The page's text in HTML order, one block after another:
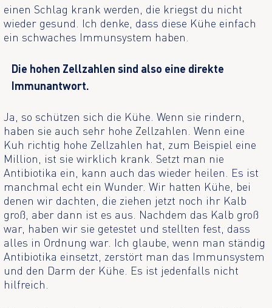
einen Schlag krank werden, die kriegst du nicht
wieder gesund. Ich denke, dass diese Kühe einfach
ein schwaches Immunsystem haben.
Die hohen Zellzahlen sind also eine direkte
Immunantwort.
Ja, so schützen sich die Kühe. Wenn sie rindern,
haben sie auch sehr hohe Zellzahlen. Wenn eine
Kuh richtig hohe Zellzahlen hat, zum Beispiel eine
Million, ist sie wirklich krank. Setzt man nie
Antibiotika ein, kann auch das wieder heilen. Es ist
manchmal echt ein Wunder. Wir hatten Kühe, bei
denen wir dachten, die ziehen jetzt noch ihr Kalb
groß, aber dann ist es aus. Nachdem das Kalb groß
war, haben wir sie getestet und stellten fest, dass
alles in Ordnung war. Ich glaube, wenn man ständig
Antibiotika einsetzt, zerstört man das Immunsystem
und den Darm der Kühe. Es ist jedenfalls nicht
hilfreich.